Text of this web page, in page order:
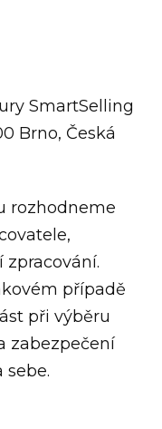
SmartSelling
Brno, Česká
rozhodneme
případě
při výběru
zabezpečení
sebe.